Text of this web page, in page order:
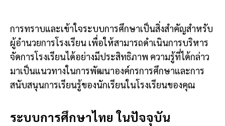
การทราบและเข้าใจระบบการศึกษาเป็นสิ่งสำคัญสำหรับ
ผู้อำนวยการโรงเรียน เพื่อให้สามารถดำเนินการบริหาร
จัดการโรงเรียนได้อย่างมีประสิทธิภาพ ความรู้ที่ได้กล่าว
มาเป็นแนวทางในการพัฒนาองค์กรการศึกษาและการ
สนับสนุนการเรียนรู้ของนักเรียนในโรงเรียนของคุณ
ระบบการศึกษาไทย ในปัจจุบัน